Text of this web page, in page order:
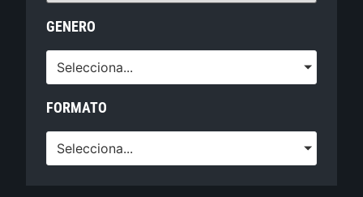
GENERO
Selecciona...
FORMATO
Selecciona...